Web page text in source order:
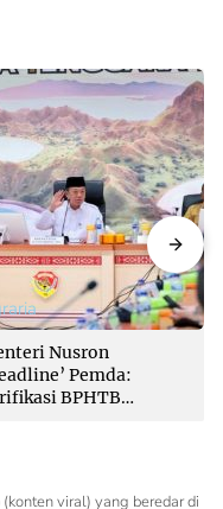
Nusron
Pemda:
BPHTB
viral) yang beredar di